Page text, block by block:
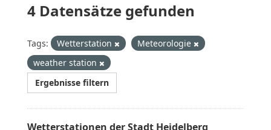
4 Datensätze gefunden
Tags: Wetterstation
Meteorologie
weather station
Ergebnisse filtern
Wetterstationen der Stadt Heidelberg